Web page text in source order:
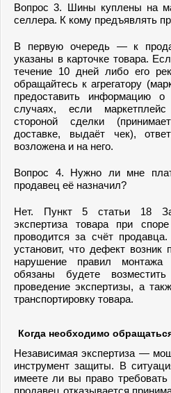
Вопрос 3. Шины куплены на
селлера. К кому предъявлять
В первую очередь — к
указаны в карточке товара.
течение 10 дней либо его
обращайтесь к агрегатору
предоставить информацию
случаях, если
стороной сделки
доставке, выдаёт чек),
возложена и на него.
Вопрос 4. Нужно ли мне
продавец её назначил?
Нет. Пункт 5 статьи 18
экспертиза товара при
проводится за счёт
установит, что дефект
нарушение правил
обязаны будете
проведение экспертизы, а
транспортировку товара.
Когда необходимо
Независимая экспертиза —
инструмент защиты. В
имеете ли вы право требовать
продавец отказывается